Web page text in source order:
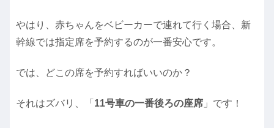
やはり、赤ちゃんをベビーカーで連れて行く場合、新
幹線では指定席を予約するのが一番安心です。
では、どこの席を予約すればいいのか？
それはズバリ、「 11号車の一番後ろの座席 」です！